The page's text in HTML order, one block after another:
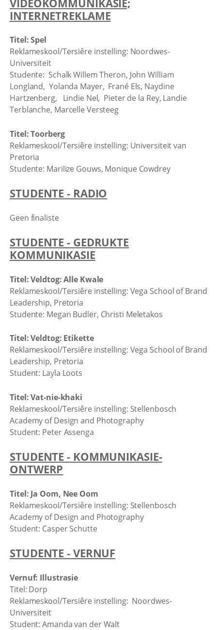
INTERNETREKLAME
Titel: Spel
Reklameskool/Tersiêre instelling: Noordwes-
Universiteit
Studente: Schalk Willem Theron, John William
Longland, Yolanda Mayer, Frané Els, Naydine
Hartzenberg, Lindie Nel, Pieter de la Rey, Landie
Terblanche, Marcelle Versteeg
Titel: Toorberg
Reklameskool/Tersiêre instelling: Universiteit van
Pretoria
Studente: Marilize Gouws, Monique Cowdrey
STUDENTE - RADIO
Geen finaliste
STUDENTE - GEDRUKTE
KOMMUNIKASIE
Titel: Veldtog: Alle Kwale
Reklameskool/Tersiêre instelling: Vega School of Brand
Leadership, Pretoria
Studente: Megan Budler, Christi Meletakos
Titel: Veldtog: Etikette
Reklameskool/Tersiêre instelling: Vega School of Brand
Leadership, Pretoria
Student: Layla Loots
Titel: Vat-nie-khaki
Reklameskool/Tersiêre instelling: Stellenbosch
Academy of Design and Photography
Student: Peter Assenga
STUDENTE - KOMMUNIKASIE-
ONTWERP
Titel: Ja Oom, Nee Oom
Reklameskool/Tersiêre instelling: Stellenbosch
Academy of Design and Photography
Student: Casper Schutte
STUDENTE - VERNUF
Vernuf: Illustrasie
Titel: Dorp
Reklameskool/Tersiêre instelling: Noordwes-
Universiteit
Student: Amanda van der Walt